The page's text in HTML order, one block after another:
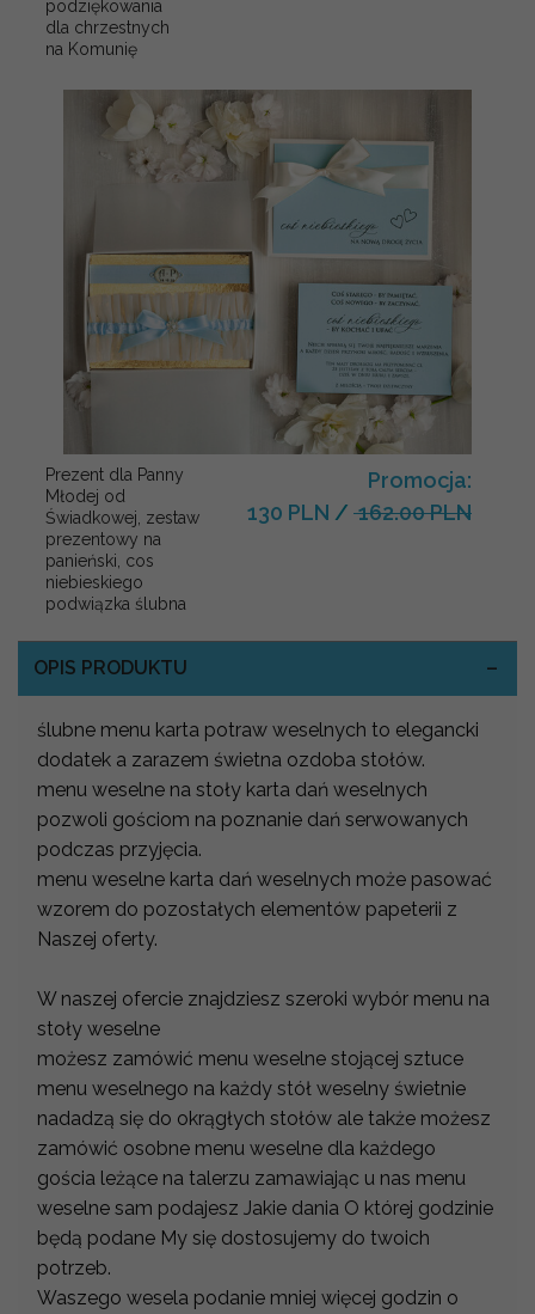
podziękowania
dla chrzestnych
na Komunię
Prezent dla Panny
Młodej od
Świadkowej, zestaw
prezentowy na
panieński, cos
niebieskiego
podwiązka ślubna
Promocja:
130 PLN / 162.00 PLN
OPIS PRODUKTU
ślubne menu karta potraw weselnych to elegancki
dodatek a zarazem świetna ozdoba stołów.
menu weselne na stoły karta dań weselnych
pozwoli gościom na poznanie dań serwowanych
podczas przyjęcia.
menu weselne karta dań weselnych może pasować
wzorem do pozostałych elementów papeterii z
Naszej oferty.
W naszej ofercie znajdziesz szeroki wybór menu na
stoły weselne
możesz zamówić menu weselne stojącej sztuce
menu weselnego na każdy stół weselny świetnie
nadadzą się do okrągłych stołów ale także możesz
zamówić osobne menu weselne dla każdego
gościa leżące na talerzu zamawiając u nas menu
weselne sam podajesz Jakie dania O której godzinie
będą podane My się dostosujemy do twoich
potrzeb.
Waszego wesela podanie mniej więcej godzin o